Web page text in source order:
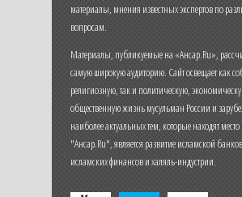
материалы, мнения известных экспертов по
вопросам.
Материалы, публикуемые на «Ансар.Ru»,
самую широкую аудиторию. Сайт освещает как
религиозную, так и политическую,
общественную жизнь мусульман России и
наиболее актуальных тем, которые находят
"Ансар.Ru", является развитие исламской
исламских финансов и халяль-индустрии.